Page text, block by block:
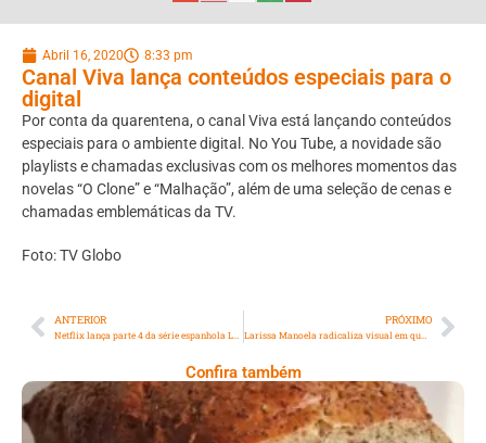
Abril 16, 2020 8:33 pm
Canal Viva lança conteúdos especiais para o
digital
Por conta da quarentena, o canal Viva está lançando conteúdos
especiais para o ambiente digital. No You Tube, a novidade são
playlists e chamadas exclusivas com os melhores momentos das
novelas “O Clone” e “Malhação”, além de uma seleção de cenas e
chamadas emblemáticas da TV.
Foto: TV Globo
ANTERIOR
Netflix lança parte 4 da série espanhola La Casa de Papel
PRÓXIMO
Larissa Manoela radicaliza visual em quarentena
Confira também